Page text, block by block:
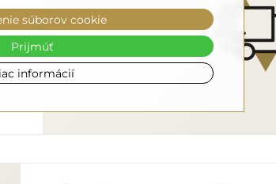
informácií
súborov cookie
Prijmúť